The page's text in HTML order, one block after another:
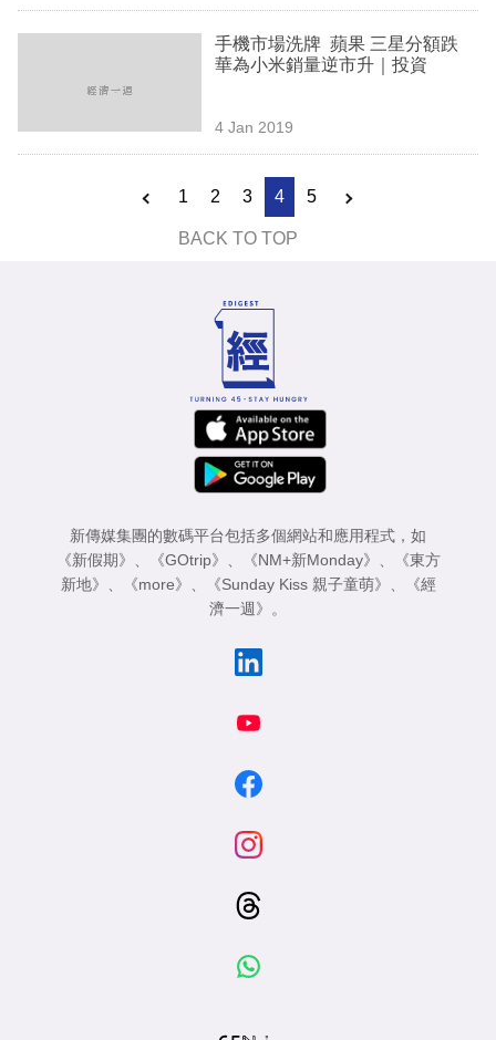
手機市場洗牌 蘋果 三星分額跌
華為小米銷量逆市升｜投資
4 Jan 2019
1 2 3 4 5
BACK TO TOP
新傳媒集團的數碼平台包括多個網站和應用程式，如
《新假期》 、 《GOtrip》 、 《NM+新Monday》 、
《東方
新地》 、 《more》 、 《Sunday Kiss 親子童萌》 、
《經
濟一週》 。